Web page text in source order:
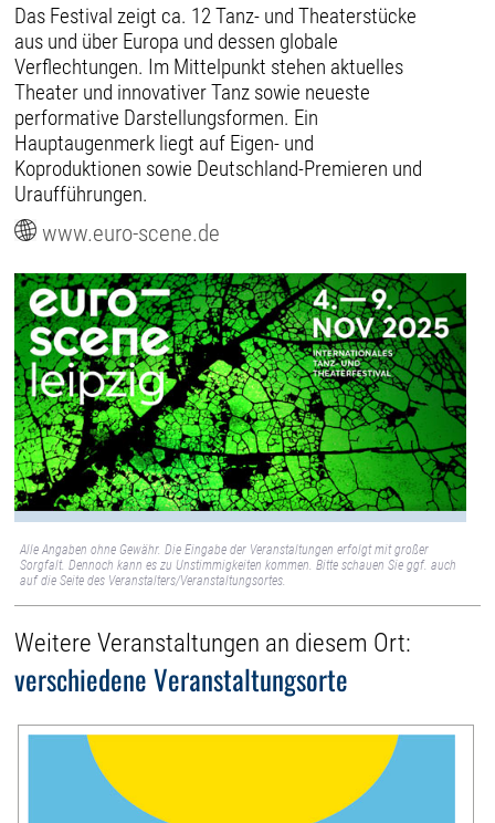
Das Festival zeigt ca. 12 Tanz- und Theaterstücke
aus und über Europa und dessen globale
Verflechtungen. Im Mittelpunkt stehen aktuelles
Theater und innovativer Tanz sowie neueste
performative Darstellungsformen. Ein
Hauptaugenmerk liegt auf Eigen- und
Koproduktionen sowie Deutschland-Premieren und
Uraufführungen.
www.euro-scene.de
Alle Angaben ohne Gewähr. Die Eingabe der Veranstaltungen erfolgt mit großer
Sorgfalt. Dennoch kann es zu Unstimmigkeiten kommen. Bitte schauen Sie ggf. auch
auf die Seite des Veranstalters/Veranstaltungsortes.
Weitere Veranstaltungen an diesem Ort:
verschiedene Veranstaltungsorte